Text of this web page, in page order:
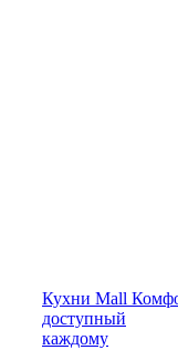
Кухни Mall
доступный
каждому